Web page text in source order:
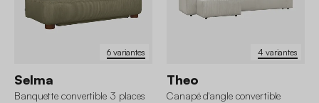
6 variantes
Selma
Banquette convertible 3 places
4 variantes
Theo
Canapé d'angle convertible